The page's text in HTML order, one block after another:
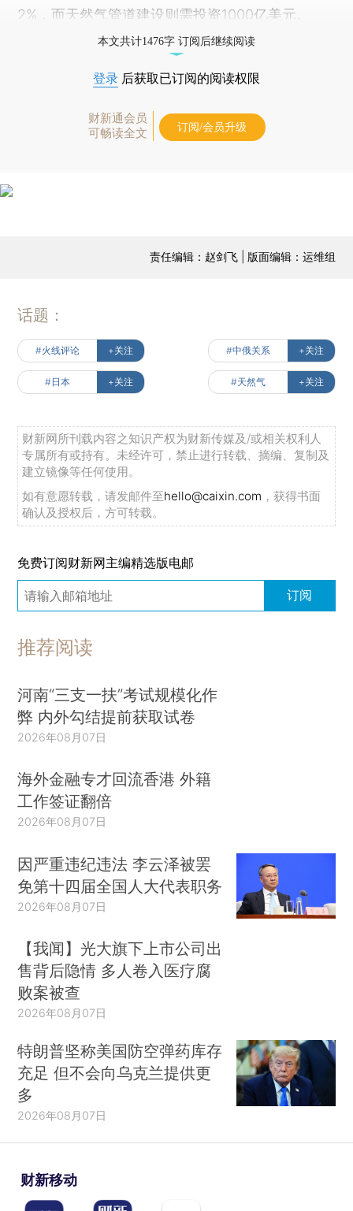
2%，而天然气管道建设则需投资1000亿美元。
本文共计1476字 订阅后继续阅读
登录 后获取已订阅的阅读权限
财新通会员
可畅读全文
订阅/会员升级
责任编辑：赵剑飞 | 版面编辑：运维组
话题：
#火线评论 +关注 #中俄关系 +关注
#日本 +关注 #天然气 +关注
财新网所刊载内容之知识产权为财新传媒及/或相关权利人
专属所有或持有。未经许可，禁止进行转载、摘编、复制及
建立镜像等任何使用。
如有意愿转载，请发邮件至hello@caixin.com ，获得书面
确认及授权后，方可转载。
免费订阅财新网主编精选版电邮
订阅
推荐阅读
河南“三支一扶”考试规模化作
弊 内外勾结提前获取试卷
2026年08月07日
海外金融专才回流香港 外籍
工作签证翻倍
2026年08月07日
因严重违纪违法 李云泽被罢
免第十四届全国人大代表职务
2026年08月07日
【我闻】光大旗下上市公司出
售背后隐情 多人卷入医疗腐
败案被查
2026年08月07日
特朗普坚称美国防空弹药库存
充足 但不会向乌克兰提供更
多
2026年08月07日
财新移动